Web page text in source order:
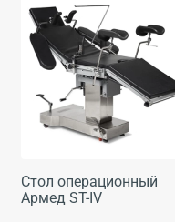
Стол операционный
Армед ST-IV